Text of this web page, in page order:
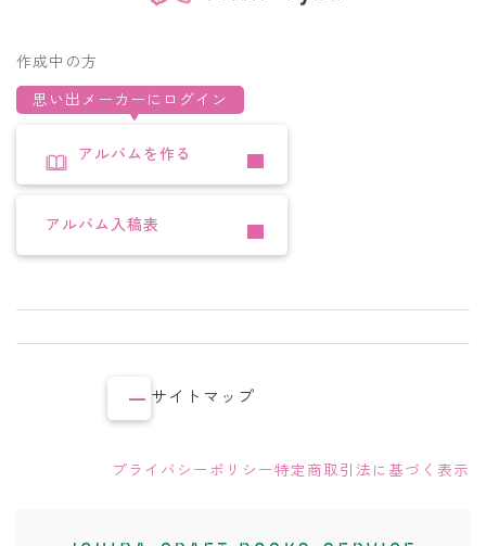
作成中の方
思い出メーカーにログイン
アルバムを作る
アルバム入稿表
サイトマップ
プライバシーポリシー特定商取引法に基づく表示